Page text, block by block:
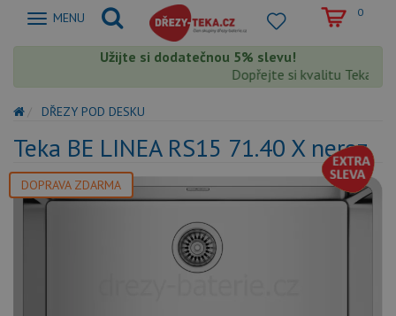
Zobrazit
MENU 0
Užijte si dodatečnou 5% slevu!
Dopřejte si kvalitu Teka s
DŘEZY POD DESKU
Teka BE LINEA RS15 71.40 X nerez
DOPRAVA ZDARMA